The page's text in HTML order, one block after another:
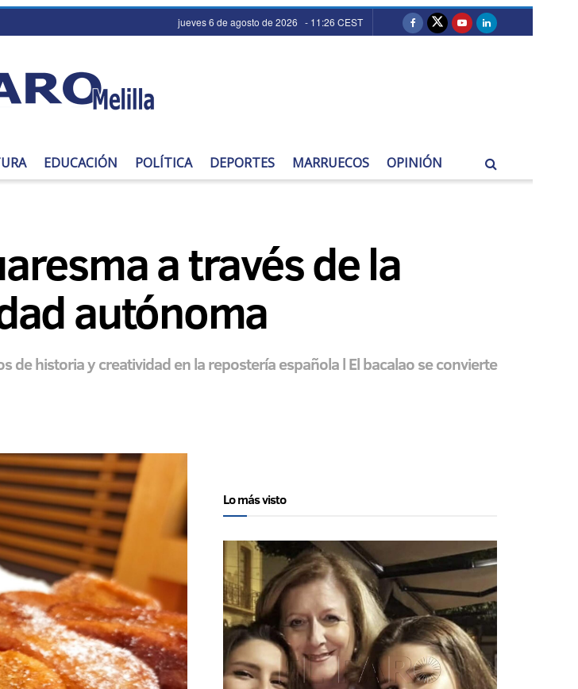
jueves 6 de agosto de 2026 - 11:26 CEST
EDUCACIÓN POLÍTICA DEPORTES MARRUECOS OPINIÓN
a través de la
autónoma
de historia y creatividad en la repostería española l El bacalao se convierte
Lo más visto